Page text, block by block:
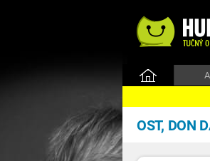
OST, DON